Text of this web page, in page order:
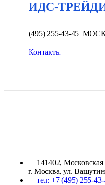
ИДС-
(495) 255-43-45
Контакты
141402, Московская
г. Москва, ул.
тел: +7 (495) 255-